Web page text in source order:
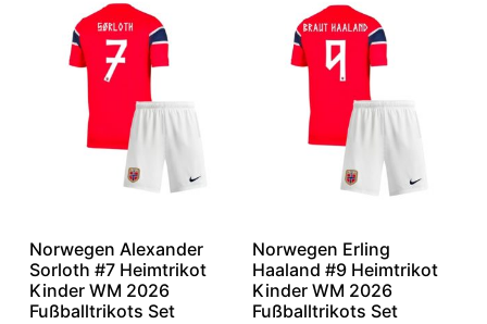
Norwegen Alexander
Sorloth #7 Heimtrikot
Kinder WM 2026
Fußballtrikots Set
Norwegen Erling
Haaland #9 Heimtrikot
Kinder WM 2026
Fußballtrikots Set